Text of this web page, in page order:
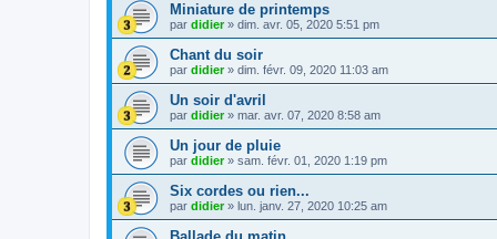
Miniature de printemps
par didier» dim. avr. 05, 2020 5:51 pm
Chant du soir
par didier» dim. févr. 09, 2020 11:03 am
Un soir d'avril
par didier» mar. avr. 07, 2020 8:58 am
Un jour de pluie
par didier» sam. févr. 01, 2020 1:19 pm
Six cordes ou rien...
par didier» lun. janv. 27, 2020 10:25 am